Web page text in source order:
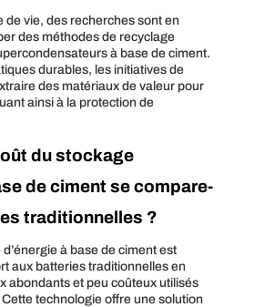
de vie, des recherches sont en
des méthodes de recyclage
à base de ciment.
durables, les initiatives de
des matériaux de valeur pour
ainsi à la protection de
du stockage
de ciment se compare-
traditionnelles ?
à base de ciment est
aux batteries traditionnelles en
abondants et peu coûteux utilisés
technologie offre une solution